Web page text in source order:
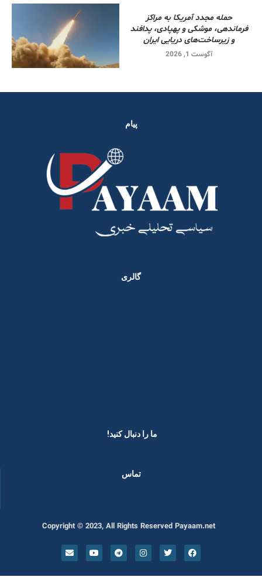
حمله مجدد آمریکا به مراکز
فرماندهی، موشکی و پهپادی، پدافند
و زیرساخت‌های دریایی ایران
آگوست 1, 2026
پیام
گالری
ما را دنبال کنید! ​
تماس
Copyright © 2023, All Rights Reserved Payaam.net